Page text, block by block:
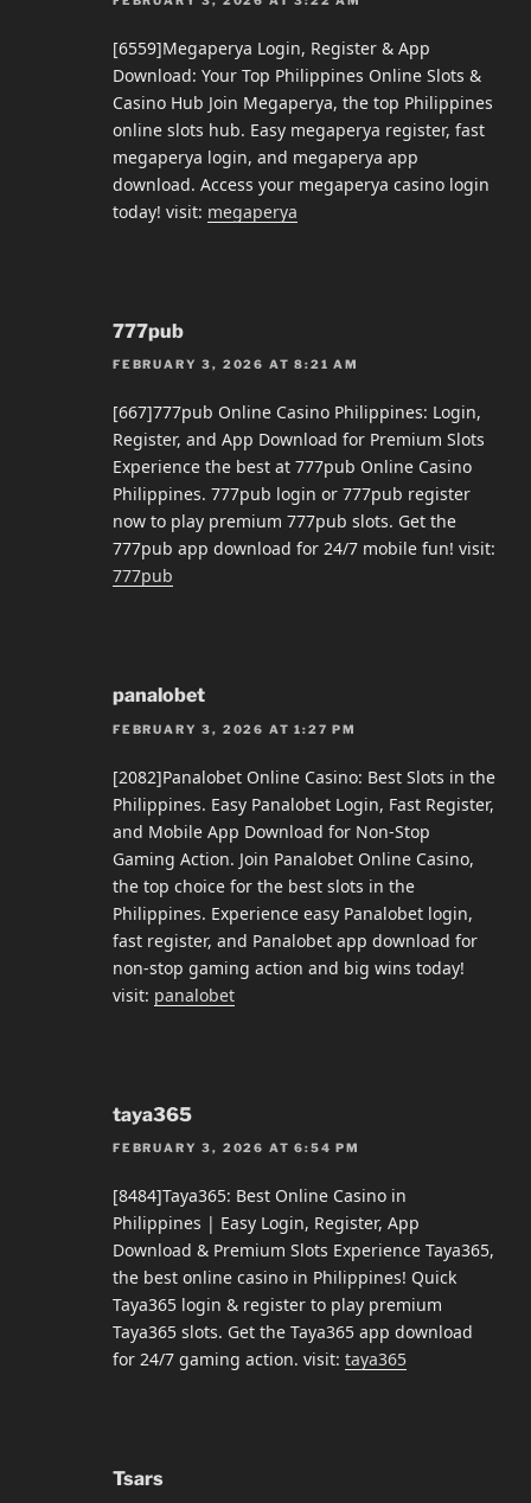
[6559]Megaperya Login, Register & App
Download: Your Top Philippines Online Slots &
Casino Hub Join Megaperya, the top Philippines
online slots hub. Easy megaperya register, fast
megaperya login, and megaperya app
download. Access your megaperya casino login
today! visit: megaperya
777pub
FEBRUARY 3, 2026 AT 8:21 AM
[667]777pub Online Casino Philippines: Login,
Register, and App Download for Premium Slots
Experience the best at 777pub Online Casino
Philippines. 777pub login or 777pub register
now to play premium 777pub slots. Get the
777pub app download for 24/7 mobile fun! visit:
777pub
panalobet
FEBRUARY 3, 2026 AT 1:27 PM
[2082]Panalobet Online Casino: Best Slots in the
Philippines. Easy Panalobet Login, Fast Register,
and Mobile App Download for Non-Stop
Gaming Action. Join Panalobet Online Casino,
the top choice for the best slots in the
Philippines. Experience easy Panalobet login,
fast register, and Panalobet app download for
non-stop gaming action and big wins today!
visit: panalobet
taya365
FEBRUARY 3, 2026 AT 6:54 PM
[8484]Taya365: Best Online Casino in
Philippines | Easy Login, Register, App
Download & Premium Slots Experience Taya365,
the best online casino in Philippines! Quick
Taya365 login & register to play premium
Taya365 slots. Get the Taya365 app download
for 24/7 gaming action. visit: taya365
Tsars